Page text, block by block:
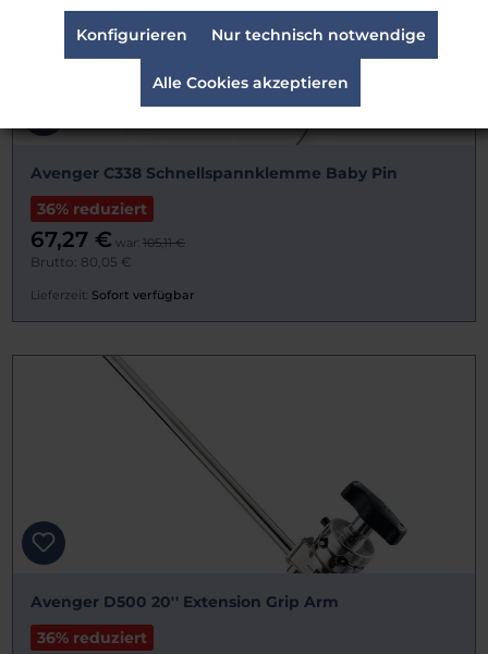
Avenger C338 Schnellspannklemme Baby Pin
36% reduziert
67,27 € war: 105,11 €
Brutto: 80,05 €
Lieferzeit: Sofort verfügbar
Avenger D500 20'' Extension Grip Arm
36% reduziert
Nur technisch notwendige
Konfigurieren
Alle Cookies akzeptieren